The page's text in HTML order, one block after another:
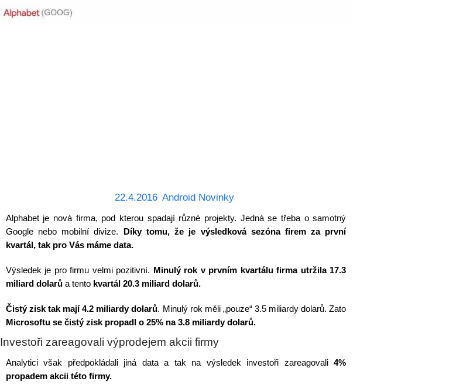
22.4.2016 Android Novinky
Alphabet je nová firma, pod kterou spadají různé projekty. Jedná se třeba o samotný
Google nebo mobilní divize. Díky tomu, že je výsledková sezóna firem za první
kvartál, tak pro Vás máme data.
Výsledek je pro firmu velmi pozitivní. Minulý rok v prvním kvartálu firma utržila 17.3
miliard dolarůa tento kvartál 20.3 miliard dolarů.
Čistý zisk tak mají 4.2 miliardy dolarů. Minulý rok měli „pouze“ 3.5 miliardy dolarů. Zato
Microsoftu se čistý zisk propadl o 25% na 3.8 miliardy dolarů.
Investoři zareagovali výprodejem akcii firmy
Analytici však předpokládali jiná data a tak na výsledek investoři zareagovali4%
propadem akcii této firmy.